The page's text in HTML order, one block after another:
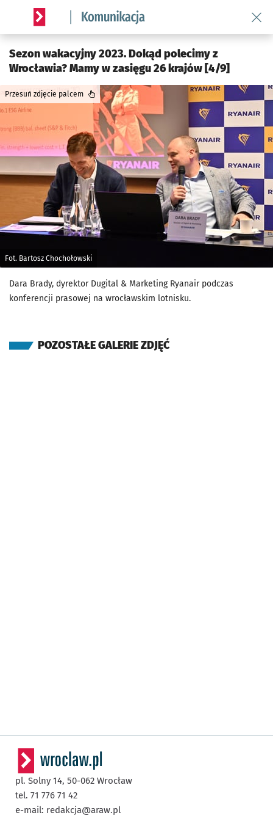
Serwis informacyjny wroclaw.pl podserwis: Komunikacja
Sezon wakacyjny 2023. Dokąd polecimy z
Wrocławia? Mamy w zasięgu 26 krajów [4/9]
Fot. Bartosz Chochołowski
Przesuń zdjęcie palcem
Dara Brady, dyrektor Dugital & Marketing Ryanair podczas
konferencji prasowej na wrocławskim lotnisku.
POZOSTAŁE GALERIE ZDJĘĆ
pl. Solny 14, 50-062 Wrocław
tel. 71 776 71 42
e-mail: redakcja@araw.pl